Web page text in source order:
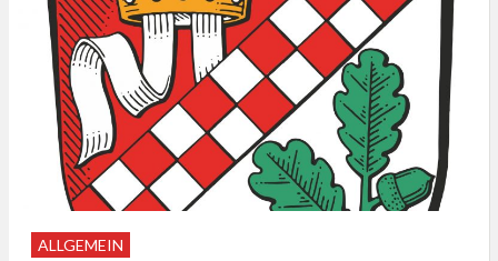
ALLGEMEIN